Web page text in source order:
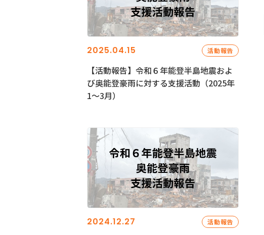
2025.04.15 活動報告
【活動報告】令和６年能登半島地震およ
び奥能登豪雨に対する支援活動（2025年
1〜3月）
2024.12.27 活動報告